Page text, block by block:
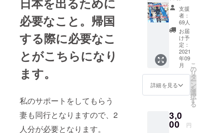
必要なこと。帰国
する際に必要なこ
とがこちらになり
ます。
私のサポートをしてもらう
妻も同行となりますので、2
人分が必要となります。
代表選手と
して世界大
会へ初出
日本一4回、
アジアチャ
ンピオン3
回、世界選
手権9回出
目を2021年9
月予定）世
応援で
もあり
ます。
ム前・
背中に
ネーム
掲載さ
せてい
ただき
ます。
※写真、
黄色く
四角で
囲って
あなた
のお名
なたの
夢を書
いたフ
ラッグ
を持っ
てゴー
ルしま
す！ テ
ツロー
が直筆
であな
ます。
・「心
を入れ
て一緒
にユタ
の地を
走ろう
ぜ！”&
テツ
ローお
礼メッ
セージ
動画】
「応
るあな
たと一
緒にア
支援
者：
69人
お届
け予
定：
2021
年09
月
詳細を見る
こ
の
リ
タ
ー
ン
を
選
択
す
る
3,0
00 円